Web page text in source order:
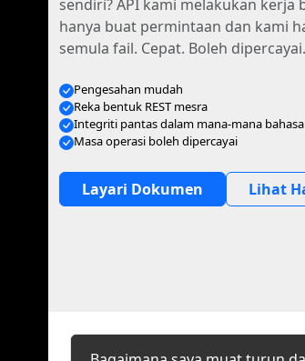
sendiri? API kami melakukan
hanya buat permintaan dan kami
semula fail. Cepat. Boleh dipercayai.
Pengesahan mudah
Reka bentuk REST mesra
Integriti pantas dalam mana-mana bahasa
Masa operasi boleh dipercayai
Layari Dokumen Lihat